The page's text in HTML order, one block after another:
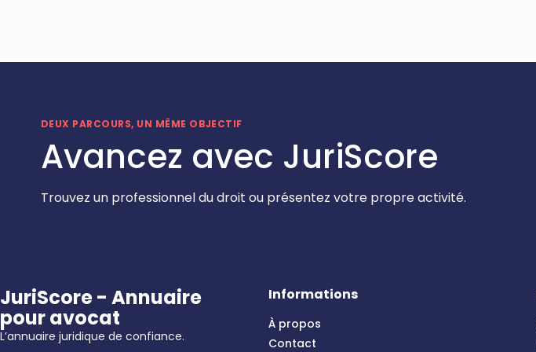
DEUX PARCOURS, UN MÊME OBJECTIF
Avancez avec JuriScore
Trouvez un professionnel du droit ou présentez votre propre activité.
JuriScore - Annuaire
pour avocat
L’annuaire juridique de confiance.
Informations
À propos
Contact